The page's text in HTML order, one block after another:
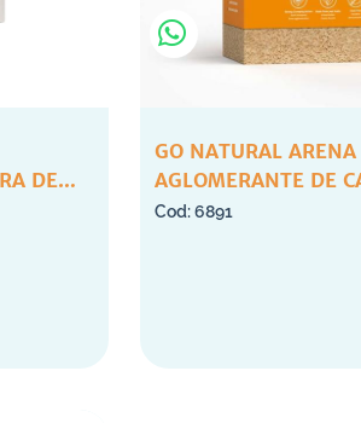
DE
GO NATURAL ARENA
AGLOMERANTE DE
ARVEJAS VAINILLA X
6891